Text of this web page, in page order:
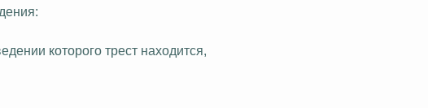
которого трест находится,